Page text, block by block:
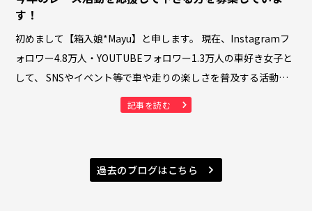
す！
初めまして【箱入娘*Mayu】と申します。 現在、Instagramフ
ォロワー4.8万人・YOUTUBEフォロワー1.3万人の車好き女子と
して、 SNSやイベント等で車や走りの楽しさを普及する活動さ
せて頂いており、カート大会等も…
記事を読む
過去のブログはこちら